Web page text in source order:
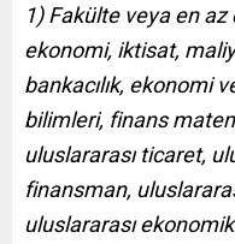
1) Fakülte veya en az
ekonomi, iktisat,
bankacılık, ekonomi
bilimleri, finans
uluslararası ticaret,
finansman,
uluslararası